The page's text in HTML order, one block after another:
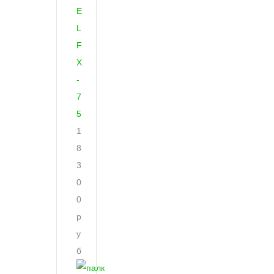
E
L
F
X
-
7
5
1
8
3
0
0
р
у
б